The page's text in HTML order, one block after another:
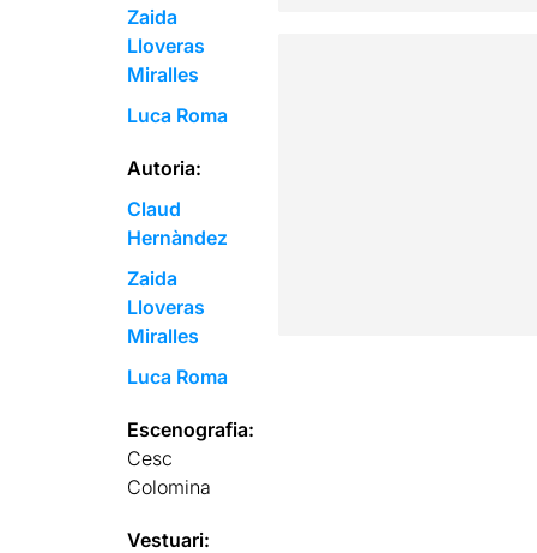
Zaida
Lloveras
Miralles
Luca Roma
Autoria:
Claud
Hernàndez
Zaida
Lloveras
Miralles
Luca Roma
Escenografia:
Cesc
Colomina
Vestuari: